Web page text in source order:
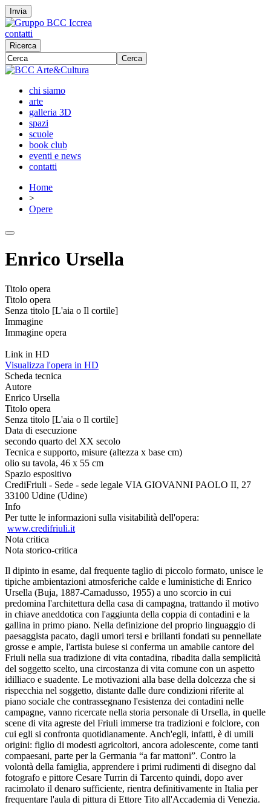
Invia
contatti
Ricerca
Cerca
chi siamo
arte
galleria 3D
spazi
scuole
book club
eventi e news
contatti
Home
>
Opere
Enrico Ursella
Titolo opera
Titolo opera
Senza titolo [L'aia o Il cortile]
Immagine
Immagine opera
Link in HD
Visualizza l'opera in HD
Scheda tecnica
Autore
Enrico Ursella
Titolo opera
Senza titolo [L'aia o Il cortile]
Data di esecuzione
secondo quarto del XX secolo
Tecnica e supporto, misure (altezza x base cm)
olio su tavola, 46 x 55 cm
Spazio espositivo
CrediFriuli - Sede - sede legale VIA GIOVANNI PAOLO II, 27
33100 Udine (Udine)
Info
Per tutte le informazioni sulla visitabilità dell'opera:
www.credifriuli.it
Nota critica
Nota storico-critica
Il dipinto in esame, dal frequente taglio di piccolo formato, unisce le
tipiche ambientazioni atmosferiche calde e luministiche di Enrico
Ursella (Buja, 1887-Camadusso, 1955) a uno scorcio in cui
predomina l'architettura della casa di campagna, trattando il motivo
in chiave aneddotica con l'aggiunta della coppia di contadini e la
gallina in primo piano. Nella definizione del proprio linguaggio di
paesaggista pacato, dagli umori tersi e brillanti fondati su pennellate
grosse e ampie, l'artista buiese si conferma un amabile cantore del
Friuli nella sua tradizione di vita contadina, ribadita dalla semplicità
del soggetto scelto, una circostanza di vita comune con un aspetto
idilliaco e suadente. Le motivazioni alla base della dolcezza che si
rispecchia nel soggetto, distante dalle dure condizioni riferite al
piano sociale che contrassegnano l'esistenza dei contadini nelle
campagne, vanno ricercate nella storia personale di Ursella, in quelle
scene di vita agreste del Friuli immerse tra tradizioni e folclore, con
cui egli si confronta quotidianamente. Anch'egli, infatti, è di umili
origini: figlio di modesti agricoltori, ancora adolescente, come tanti
compaesani, parte per la Germania “a far mattoni”. Contro la
volontà della famiglia, apprendere i primi rudimenti di disegno dal
fotografo e pittore Cesare Turrin di Tarcento quindi, dopo aver
racimolato il denaro sufficiente, rientra definitivamente in Italia per
frequentare l'aula di pittura di Ettore Tito all'Accademia di Venezia.